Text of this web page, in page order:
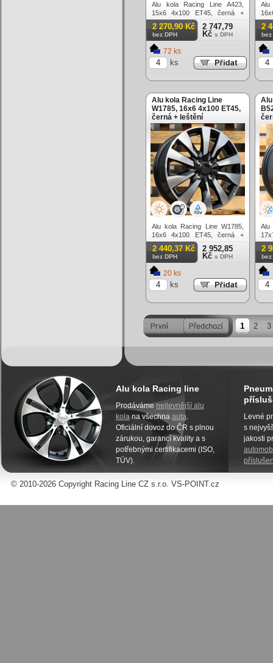
Alu kola Racing Line A423,
15x6 4x100 ET45, černá +
leštění
2 270,90 Kč
bez DPH
2 747,79
Kč s DPH
72 ks
ks
Alu
2
bez
Alu kola Racing Line
W1785, 16x6 4x100 ET45,
černá + leštění
Alu kola Racing Line W1785,
16x6 4x100 ET45, černá +
leštění
2 440,37 Kč
bez DPH
2 952,85
Kč s DPH
20 ks
ks
Alu
2
bez
1 2 3
Alu kola Racing line
Prodáváme nejlevnější alu
kola na všechna auta.
Oficiální dovoz do ČR s plnou
zárukou, garancí kvality a s
potřebnými certifikacemi (ISO,
TÜV).
Levné
s
jakosti
© 2010-2026 Copyright Racing Line CZ s.r.o. VS-POINT.cz